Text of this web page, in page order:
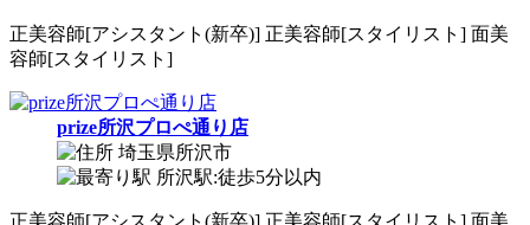
正美容師[アシスタント(新卒)] 正美容師[スタイリスト] 面美
容師[スタイリスト]
prize所沢プロぺ通り店
埼玉県所沢市
所沢駅:徒歩5分以内
正美容師[アシスタント(新卒)] 正美容師[スタイリスト] 面美